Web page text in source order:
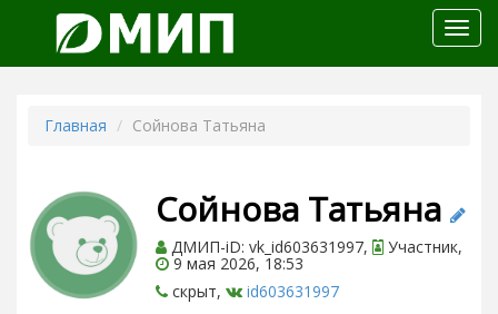
меню
Главная Сойнова Татьяна
Сойнова Татьяна
ДМИП-iD: vk_id603631997, Участник,
9 мая 2026, 18:53
скрыт,
id603631997